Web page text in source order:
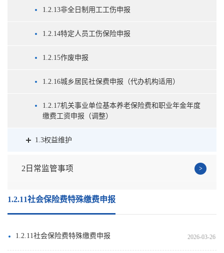
1.2.13非全日制用工工伤申报
1.2.14特定人员工伤保险申报
1.2.15作废申报
1.2.16城乡居民社保费申报（代办机构适用）
1.2.17机关事业单位基本养老保险费和职业年金年度
缴费工资申报（调整）
1.3权益维护
2日常监管事项
1.2.11社会保险费特殊缴费申报
1.2.11社会保险费特殊缴费申报 2026-03-26